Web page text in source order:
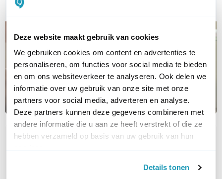
Deze website maakt gebruik van cookies
We gebruiken cookies om content en advertenties te
personaliseren, om functies voor social media te bieden
en om ons websiteverkeer te analyseren. Ook delen we
informatie over uw gebruik van onze site met onze
partners voor social media, adverteren en analyse.
Deze partners kunnen deze gegevens combineren met
andere informatie die u aan ze heeft verstrekt of die ze
hebben verzameld op basis van uw gebruik van hun
Details tonen
OVER DIT PRODUCT